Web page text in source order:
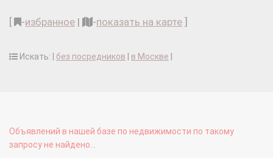
-избранное | -показать на карте
Искать: | без посредников в Москве
Объявлений в нашей базе по недвижимости по такому
запросу не найдено...